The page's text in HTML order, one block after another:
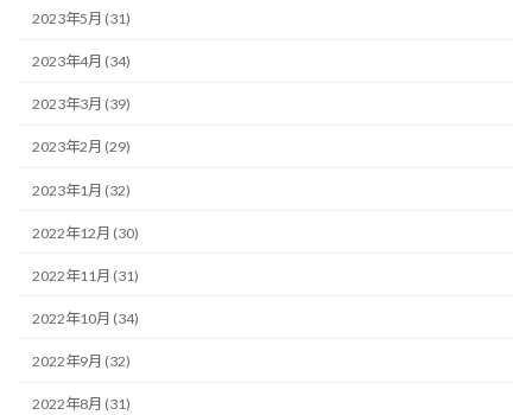
2023年5月 (31)
2023年4月 (34)
2023年3月 (39)
2023年2月 (29)
2023年1月 (32)
2022年12月 (30)
2022年11月 (31)
2022年10月 (34)
2022年9月 (32)
2022年8月 (31)